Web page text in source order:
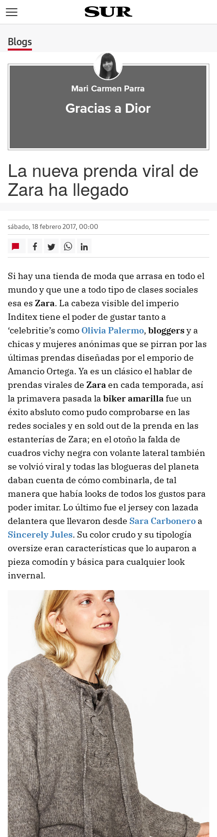
Blogs
Mari Carmen Parra
Gracias a Dior
La nueva prenda viral de
Zara ha llegado
sábado, 18 febrero 2017, 00:00
Si hay una tienda de moda que arrasa en todo el
mundo y que une a todo tipo de clases sociales
esa es Zara. La cabeza visible del imperio
Inditex tiene el poder de gustar tanto a
‘celebritie’s como Olivia Palermo, bloggersy a
chicas y mujeres anónimas que se pirran por las
últimas prendas diseñadas por el emporio de
Amancio Ortega. Ya es un clásico el hablar de
prendas virales de Zaraen cada temporada, así
la primavera pasada la biker amarillafue un
éxito absluto como pudo comprobarse en las
redes sociales y en sold out de la prenda en las
estanterías de Zara; en el otoño la falda de
cuadros vichy negra con volante lateral también
se volvió viral y todas las blogueras del planeta
daban cuenta de cómo combinarla, de tal
manera que había looks de todos los gustos para
poder imitar. Lo último fue el jersey con lazada
delantera que llevaron desde Sara Carbonero a
Sincerely Jules. Su color crudo y su tipología
oversize eran características que lo auparon a
pieza comodín y básica para cualquier look
invernal.